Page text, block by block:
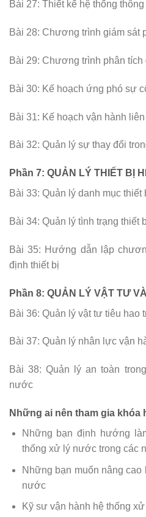
Bài 27: Thiết kế hệ thống thông
Bài 28: Chương trình giám sát
Bài 29: Chương trình phân tích
Bài 30: Kế hoạch ứng phó sự
Bài 31: Kế hoạch vận hành
Bài 32: Quản lý sự thay đổi
Phần 7: QUẢN LÝ THIẾT BỊ
Bài 33: Quản lý danh mục thiết
Bài 34: Quản lý tình trạng thiết
Bài 35: Hướng dẫn lập
định thiết bị
Phần 8: QUẢN LÝ VẬT TƯ
Bài 36: Quản lý vật tư tiêu
Bài 37: Quản lý nhân lực vận
Bài 38: Quản lý an toàn
nước
Những ai nên tham gia khóa
Những bạn định hướng
thống xử lý nước trong các
Những bạn muốn nâng
nước
Kỹ sư vận hành hệ thống